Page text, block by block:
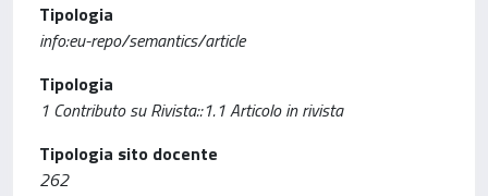
Tipologia
info:eu-repo/semantics/article
Tipologia
1 Contributo su Rivista::1.1 Articolo in rivista
Tipologia sito docente
262